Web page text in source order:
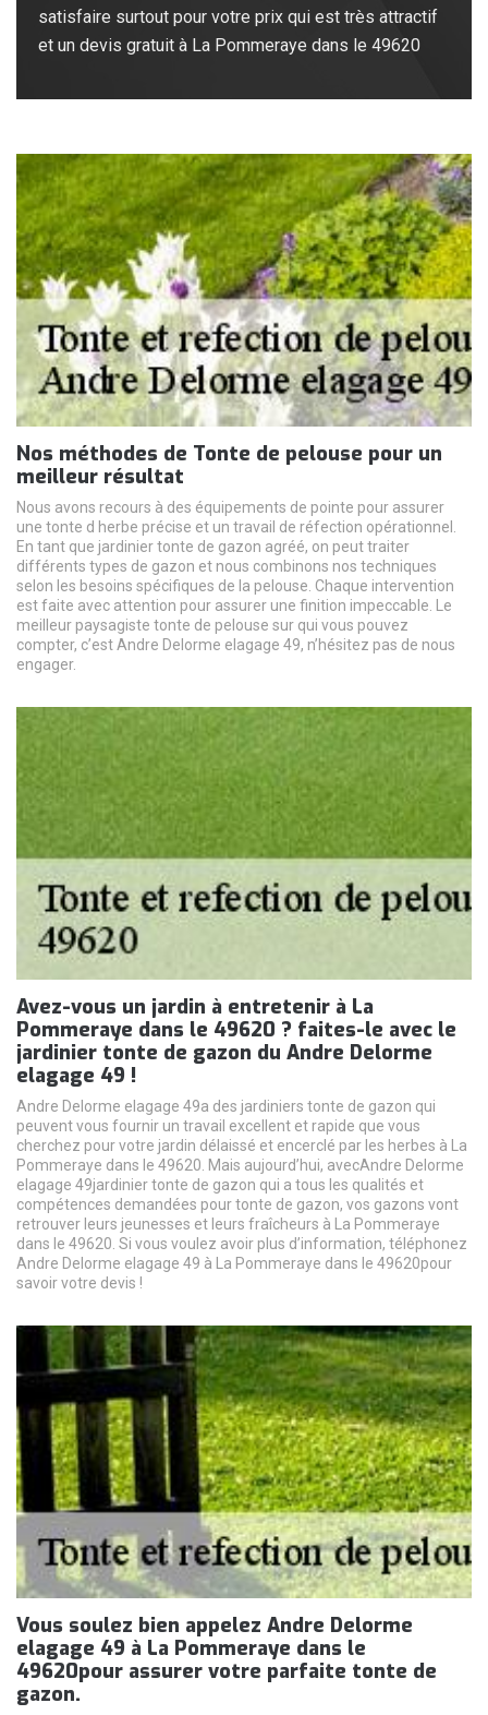
satisfaire surtout pour votre prix qui est très attractif
et un devis gratuit à La Pommeraye dans le 49620
Nos méthodes de Tonte de pelouse pour un
meilleur résultat
Nous avons recours à des équipements de pointe pour assurer
une tonte d herbe précise et un travail de réfection opérationnel.
En tant que jardinier tonte de gazon agréé, on peut traiter
différents types de gazon et nous combinons nos techniques
selon les besoins spécifiques de la pelouse. Chaque intervention
est faite avec attention pour assurer une finition impeccable. Le
meilleur paysagiste tonte de pelouse sur qui vous pouvez
compter, c’est Andre Delorme elagage 49, n’hésitez pas de nous
engager.
Avez-vous un jardin à entretenir à La
Pommeraye dans le 49620 ? faites-le avec le
jardinier tonte de gazon du Andre Delorme
elagage 49 !
Andre Delorme elagage 49a des jardiniers tonte de gazon qui
peuvent vous fournir un travail excellent et rapide que vous
cherchez pour votre jardin délaissé et encerclé par les herbes à La
Pommeraye dans le 49620. Mais aujourd’hui, avecAndre Delorme
elagage 49jardinier tonte de gazon qui a tous les qualités et
compétences demandées pour tonte de gazon, vos gazons vont
retrouver leurs jeunesses et leurs fraîcheurs à La Pommeraye
dans le 49620. Si vous voulez avoir plus d’information, téléphonez
Andre Delorme elagage 49 à La Pommeraye dans le 49620pour
savoir votre devis !
Vous soulez bien appelez Andre Delorme
elagage 49 à La Pommeraye dans le
49620pour assurer votre parfaite tonte de
gazon.